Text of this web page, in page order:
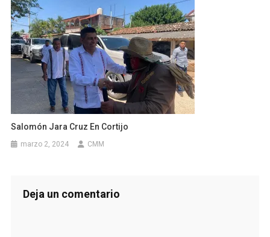
Salomón Jara Cruz En Cortijo
marzo 2, 2024 CMM
Deja un comentario